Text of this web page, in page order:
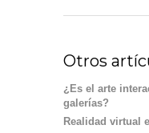
Otros
¿Es el arte
galerías?
Realidad virtual